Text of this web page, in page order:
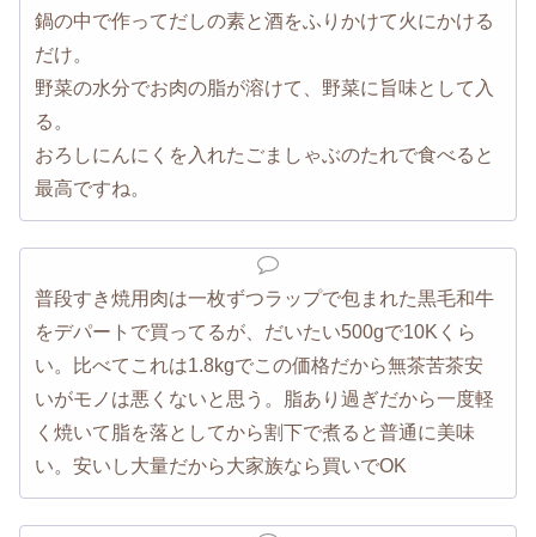
鍋の中で作ってだしの素と酒をふりかけて火にかける
だけ。
野菜の水分でお肉の脂が溶けて、野菜に旨味として入
る。
おろしにんにくを入れたごましゃぶのたれで食べると
最高ですね。
普段すき焼用肉は一枚ずつラップで包まれた黒毛和牛
をデパートで買ってるが、だいたい500gで10Kくら
い。比べてこれは1.8kgでこの価格だから無茶苦茶安
いがモノは悪くないと思う。脂あり過ぎだから一度軽
く焼いて脂を落としてから割下で煮ると普通に美味
い。安いし大量だから大家族なら買いでOK